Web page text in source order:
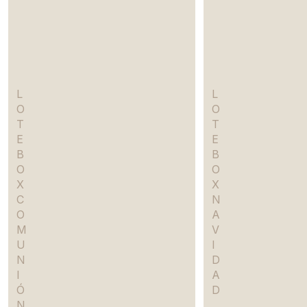
L
O
T
E
B
O
X
C
O
M
U
N
I
Ó
L
O
T
E
B
O
X
N
A
V
I
D
A
D